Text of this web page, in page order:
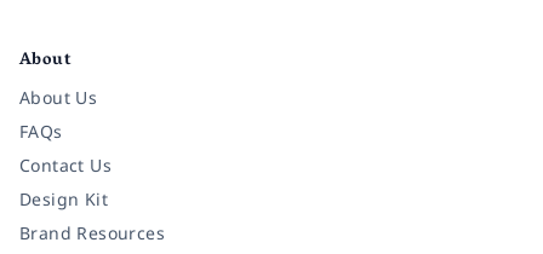
About
About Us
FAQs
Contact Us
Design Kit
Brand Resources